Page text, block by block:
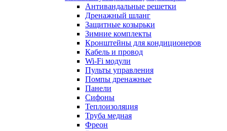
Антивандальные решетки
Дренажный шланг
Защитные козырьки
Зимние комплекты
Кронштейны для кондиционеров
Кабель и провод
Wi-Fi модули
Пульты управления
Помпы дренажные
Панели
Сифоны
Теплоизоляция
Труба медная
Фреон